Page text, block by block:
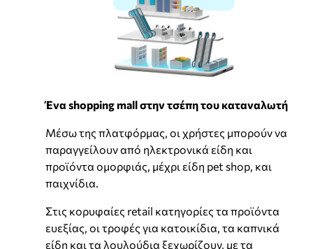
Ένα shopping mall στην τσέπη του καταναλωτή
Μέσω της πλατφόρμας, οι χρήστες μπορούν να
παραγγείλουν από ηλεκτρονικά είδη και
προϊόντα ομορφιάς, μέχρι είδη pet shop, και
παιχνίδια.
Στις κορυφαίες retail κατηγορίες τα προϊόντα
ευεξίας, οι τροφές για κατοικίδια, τα καπνικά
είδη και τα λουλούδια ξεχωρίζουν, με τα